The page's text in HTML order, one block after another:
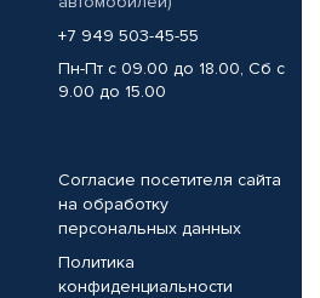
+7 949 503-45-55
Пн-Пт с 09.00 до 18.00, Сб с
9.00 до 15.00
Согласие посетителя сайта
на обработку
персональных данных
Политика
конфиденциальности